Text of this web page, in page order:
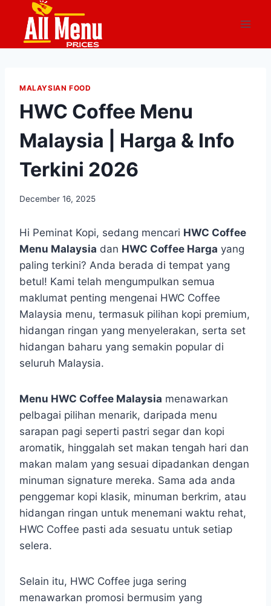
content
MALAYSIAN FOOD
HWC Coffee Menu
Malaysia | Harga & Info
Terkini 2026
December 16, 2025
Hi Peminat Kopi, sedang mencari HWC Coffee
Menu Malaysia dan HWC Coffee Harga yang
paling terkini? Anda berada di tempat yang
betul! Kami telah mengumpulkan semua
maklumat penting mengenai HWC Coffee
Malaysia menu, termasuk pilihan kopi premium,
hidangan ringan yang menyelerakan, serta set
hidangan baharu yang semakin popular di
seluruh Malaysia.
Menu HWC Coffee Malaysia menawarkan
pelbagai pilihan menarik, daripada menu
sarapan pagi seperti pastri segar dan kopi
aromatik, hinggalah set makan tengah hari dan
makan malam yang sesuai dipadankan dengan
minuman signature mereka. Sama ada anda
penggemar kopi klasik, minuman berkrim, atau
hidangan ringan untuk menemani waktu rehat,
HWC Coffee pasti ada sesuatu untuk setiap
selera.
Selain itu, HWC Coffee juga sering
menawarkan promosi bermusim yang